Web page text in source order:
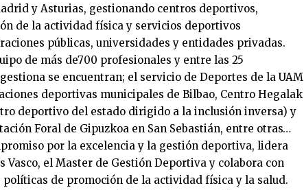
y Asturias, gestionando centros deportivos,
de la actividad física y servicios deportivos
públicas, universidades y entidades privadas.
de más de700 profesionales y entre las 25
se encuentran; el servicio de Deportes de la UAM
deportivas municipales de Bilbao, Centro Hegalak
deportivo del estado dirigido a la inclusión inversa) y
Foral de Gipuzkoa en San Sebastián, entre otras…
por la excelencia y la gestión deportiva, lidera
Vasco, el Master de Gestión Deportiva y colabora con
de promoción de la actividad física y la salud.